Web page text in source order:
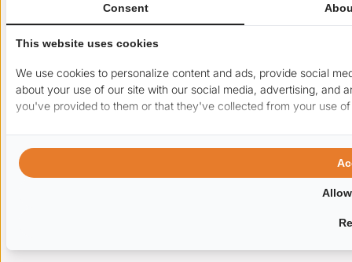
Consent
This website uses cookies
We use cookies to personalize content and ads, provide social
about your use of our site with our social media, advertising, and
you've provided to them or that they've collected from your use